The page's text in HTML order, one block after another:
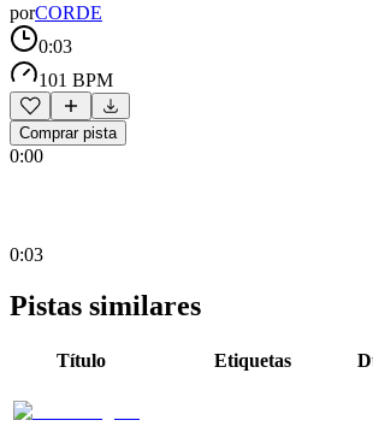
porCORDE
0:03
101 BPM
Comprar pista
0:00
0:03
Pistas similares
Título Etiquetas